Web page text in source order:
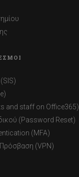
and staff on Office365)
(Password Reset)
(MFA)
(VPN)